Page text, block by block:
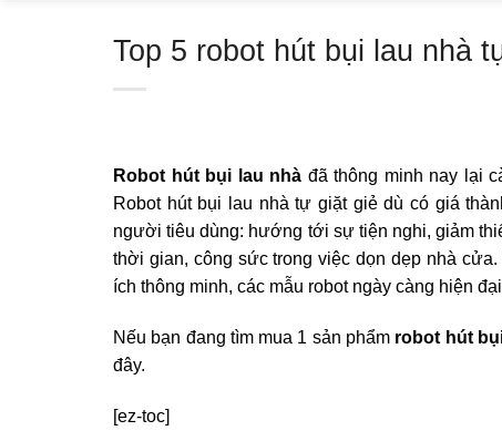
Top 5 robot hút bụi lau nhà
Robot hút bụi lau nhà đã thông minh nay lại
Robot hút bụi lau nhà tự giặt giẻ dù có giá
người tiêu dùng: hướng tới sự tiện nghi, giảm
thời gian, công sức trong việc dọn dẹp nhà
ích thông minh, các mẫu robot ngày càng hiện
Nếu bạn đang tìm mua 1 sản phẩm robot hút
đây.
[ez-toc]